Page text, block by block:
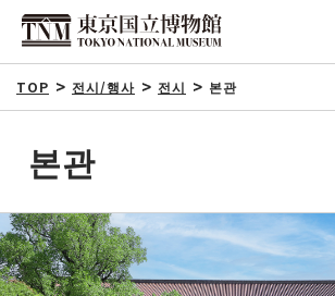
TOP 전시/행사 전시 본관
본관